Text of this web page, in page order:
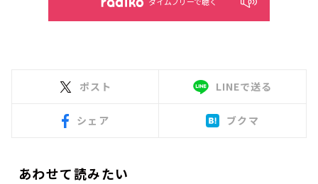
ポスト LINEで送る
シェア ブクマ
あわせて読みたい